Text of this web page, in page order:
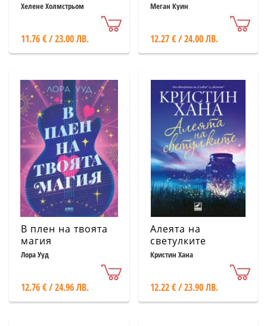
Хелене Холмстрьом
11.76 € / 23.00 ЛВ.
Меган Куин
12.27 € / 24.00 ЛВ.
В плен на твоята
магия
Лора Ууд
12.76 € / 24.96 ЛВ.
Алеята на
светулките
Кристин Хана
12.22 € / 23.90 ЛВ.